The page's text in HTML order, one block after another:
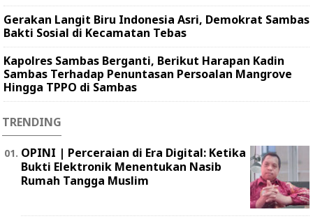
Gerakan Langit Biru Indonesia Asri, Demokrat Sambas
Bakti Sosial di Kecamatan Tebas
Kapolres Sambas Berganti, Berikut Harapan Kadin
Sambas Terhadap Penuntasan Persoalan Mangrove
Hingga TPPO di Sambas
TRENDING
OPINI | Perceraian di Era Digital: Ketika
Bukti Elektronik Menentukan Nasib
Rumah Tangga Muslim